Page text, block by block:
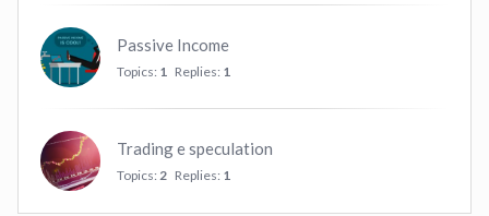
Passive Income
Topics: 1 Replies: 1
Trading e speculation
Topics: 2 Replies: 1